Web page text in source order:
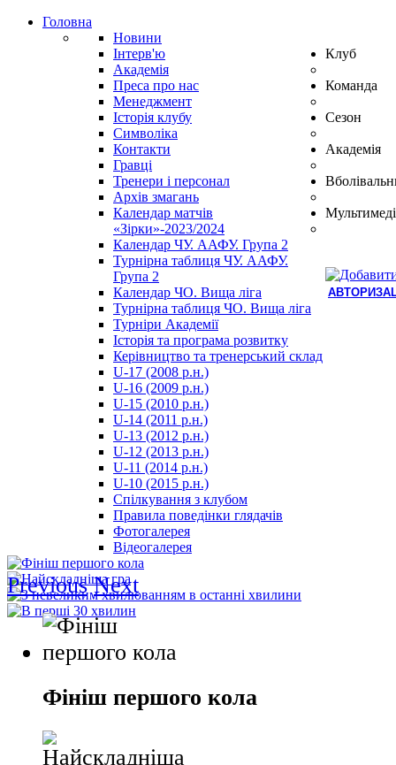
Головна
Новини
Інтерв'ю
Академія
Преса про нас
Клуб
Менеджмент
Історія клубу
Символіка
Контакти
Команда
Гравці
Тренери і персонал
Архів змагань
Сезон
Календар матчів
«Зірки»-2023/2024
Календар ЧУ. ААФУ. Група 2
Турнірна таблиця ЧУ. ААФУ.
Група 2
Календар ЧО. Вища ліга
Турнірна таблиця ЧО. Вища ліга
Академія
Турніри Академії
Історія та програма розвитку
Керівництво та тренерський склад
U-17 (2008 р.н.)
U-16 (2009 р.н.)
U-15 (2010 р.н.)
U-14 (2011 р.н.)
U-13 (2012 р.н.)
U-12 (2013 р.н.)
U-11 (2014 р.н.)
U-10 (2015 р.н.)
Спілкування з клубом
Правила поведінки глядачів
Фотогалерея
Відеогалерея
Previous Next
Фініш першого кола